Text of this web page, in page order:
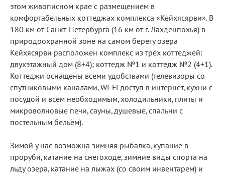
этом живописном крае с размещением в
комфортабельных коттеджах комплекса «Кейхясярви». В
180 км от Санкт-Петербурга (16 км от г. Лахденпохья) в
природоохранной зоне на самом берегу озера
Кейхясярви расположен комплекс из трёх коттеджей:
двухэтажный дом (8+4); коттедж №1 и коттедж №2 (4+1).
Коттеджи оснащены всеми удобствами (телевизоры со
спутниковыми каналами, Wi-Fi доступ в интернет, кухни с
посудой и всем необходимым, холодильники, плиты и
микроволновые печи, сауны, душевые, спальни с
постельным бельём).
Зимой у нас возможна зимняя рыбалка, купание в
проруби, катание на снегоходе, зимние виды спорта на
льду озера, катание на лыжах (со своим инвентарем) и